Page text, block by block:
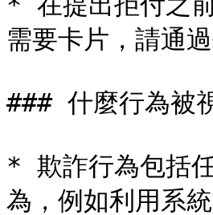
需要卡片，請通
### 什麼行為被
* 欺詐行為包括
為，例如利用系